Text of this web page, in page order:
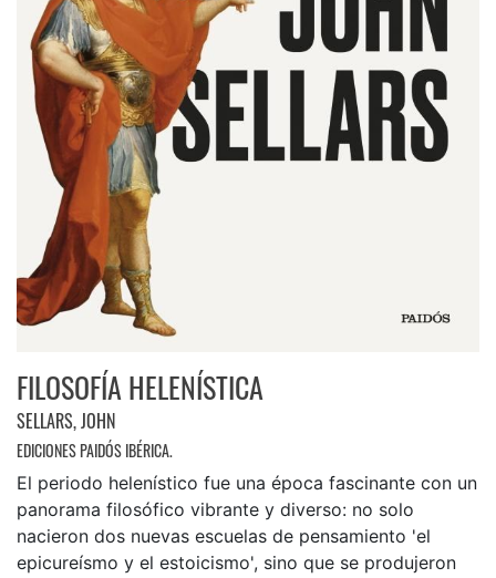
FILOSOFÍA HELENÍSTICA
SELLARS, JOHN
EDICIONES PAIDÓS IBÉRICA.
El periodo helenístico fue una época fascinante con un
panorama filosófico vibrante y diverso: no solo
nacieron dos nuevas escuelas de pensamiento 'el
epicureísmo y el estoicismo', sino que se produjeron